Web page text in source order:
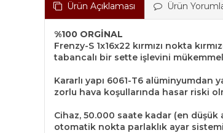
Ürün Açıklaması Ürün
%100 ORGİNAL
Frenzy-S 1x16x22 kırmızı nokta
tabancalı bir sette işlevini mükemmel
Kararlı yapı 6061-T6 alüminyumdan
zorlu hava koşullarında hasar riski
Cihaz, 50.000 saate kadar (en düşük
otomatik nokta parlaklık ayar